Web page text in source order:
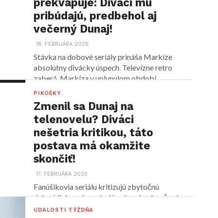
pribúdajú, predbehol aj
večerný Dunaj!
18. FEBRUÁRA 2025
Stávka na dobové seriály prináša Markíze
absolútny divácky úspech. Televízne retro
zaberá. Markíza v uplynulom období...
PIKOŠKY
Zmenil sa Dunaj na
telenovelu? Diváci
nešetria kritikou, táto
postava má okamžite
skončiť!
17. FEBRUÁRA 2025
Fanúšikovia seriálu kritizujú zbytočnú
dejovú linku pripomínajúcu lacné nekončené
seriály. Diváci v tom majú jasno. Portál...
UDALOSTI TÝŽDŇA